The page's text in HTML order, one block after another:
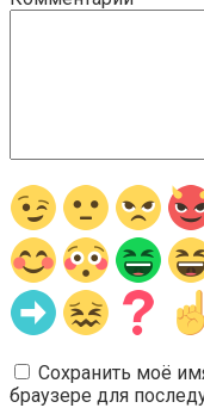
Сохранить моё
браузере для